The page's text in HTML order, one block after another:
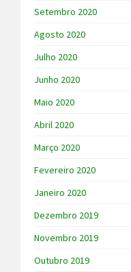
Setembro 2020
Agosto 2020
Julho 2020
Junho 2020
Maio 2020
Abril 2020
Março 2020
Fevereiro 2020
Janeiro 2020
Dezembro 2019
Novembro 2019
Outubro 2019